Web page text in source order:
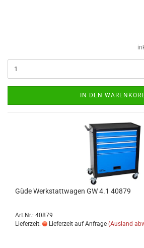
IN DEN
Güde Werkstattwagen GW 4.1 40879
Art.Nr.: 40879
Lieferzeit:
Lieferzeit auf Anfrage (Ausland